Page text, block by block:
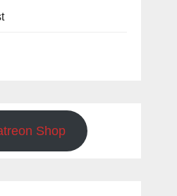
Shop